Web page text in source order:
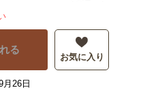
る
お気に入り
26日